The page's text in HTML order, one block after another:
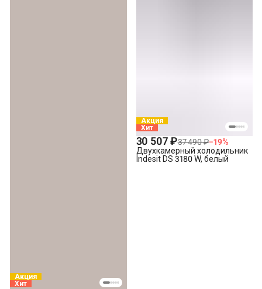
Акция
Хит
Акция
Хит
30 507 ₽37 490 ₽−19%
Двухкамерный холодильник
Indesit DS 3180 W, белый